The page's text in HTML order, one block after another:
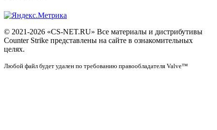
© 2021-2026 «CS-NET.RU» Все материалы и дистрибутивы
Counter Strike представлены на сайте в ознакомительных
целях.
Любой файл будет удален по требованию правообладателя Valve™